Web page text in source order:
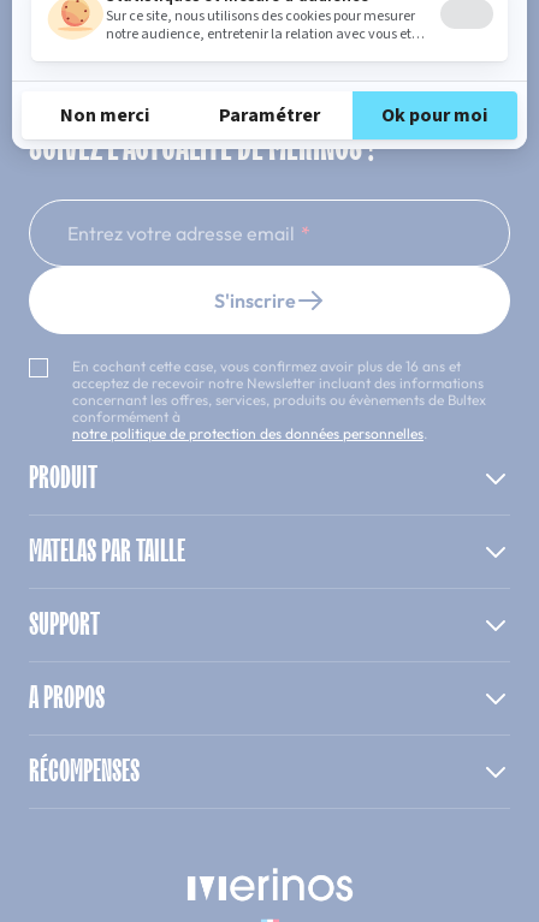
SUIVEZ L'ACTUALITÉ DE MERINOS !
Entrez votre adresse email
S'inscrire
En cochant cette case, vous confirmez avoir plus de 16 ans et
acceptez de recevoir notre Newsletter incluant des informations
concernant les offres, services, produits ou évènements de Bultex
conformément à
notre politique de protection des données personnelles.
PRODUIT
MATELAS PAR TAILLE
SUPPORT
A PROPOS
RÉCOMPENSES